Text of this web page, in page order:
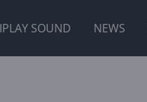
SOUND NEWS